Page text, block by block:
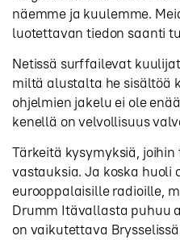
näemme ja kuulemme.
luotettavan tiedon saanti
Netissä surffailevat
miltä alustalta he sisältöä
ohjelmien jakelu ei ole
kenellä on velvollisuus
Tärkeitä kysymyksiä,
vastauksia. Ja koska huoli
eurooppalaisille radioille,
Drumm Itävallasta puhuu
on vaikutettava